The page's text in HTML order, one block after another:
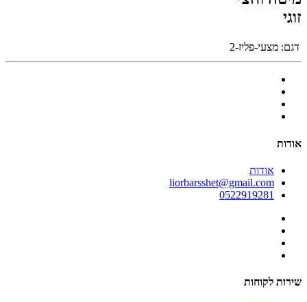
זוגי
דגם: מצעי-פליז-2
אודות
אודות
liorbarsshet@gmail.com
0522919281
שירות לקוחות